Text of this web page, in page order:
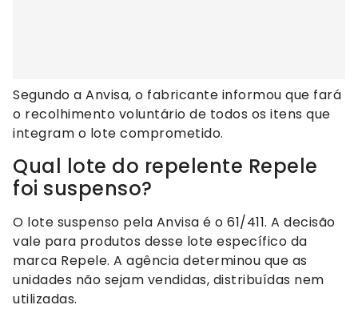
Segundo a Anvisa, o fabricante informou que fará
o recolhimento voluntário de todos os itens que
integram o lote comprometido.
Qual lote do repelente Repele
foi suspenso?
O lote suspenso pela Anvisa é o 61/411. A decisão
vale para produtos desse lote específico da
marca Repele. A agência determinou que as
unidades não sejam vendidas, distribuídas nem
utilizadas.